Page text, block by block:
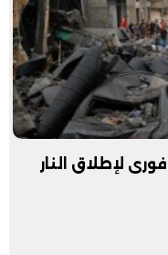
لإطلاق النار